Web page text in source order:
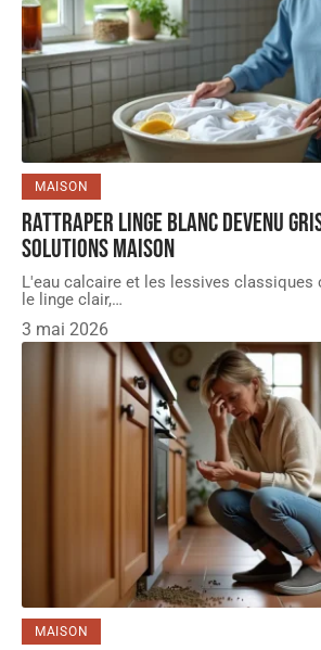
MAISON
Rattraper linge blanc devenu
solutions maison
L'eau calcaire et les lessives classiques
le linge clair,…
3 mai 2026
MAISON